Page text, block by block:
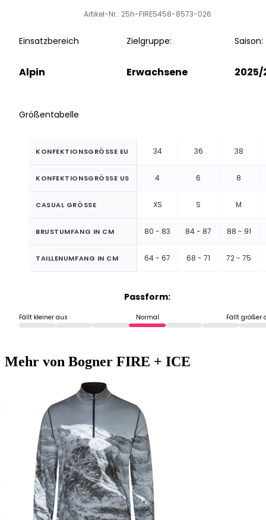
Artikel-Nr.: 25h-FIRE5458-8573-026
Einsatzbereich
Alpin
Zielgruppe:
Erwachsene
Saison:
2025/
Größentabelle
KONFEKTIONSGRÖSSE EU 34 36 38
KONFEKTIONSGRÖSSE US 4 6 8
CASUAL GRÖSSE XS S M
BRUSTUMFANG IN CM 80 - 83 84 - 87 88 - 91
TAILLENUMFANG IN CM 64 - 67 68 - 71 72 - 75
Passform:
Fällt kleiner aus Normal Fällt größer
Mehr von Bogner FIRE + ICE